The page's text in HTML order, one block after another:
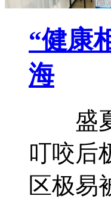
“健康
海
盛夏
叮咬后
区极易